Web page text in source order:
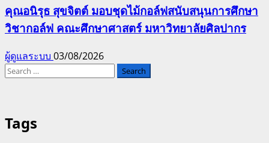
คุณอนิรุธ สุขจิตต์ มอบชุดไม้กอล์ฟสนับสนุนการศึกษา
วิชากอล์ฟ คณะศึกษาศาสตร์ มหาวิทยาลัยศิลปากร
ผู้ดูแลระบบ 03/08/2026
Search
Tags